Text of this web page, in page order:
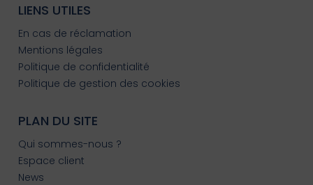
LIENS UTILES
En cas de réclamation
Mentions légales
Politique de confidentialité
Politique de gestion des cookies
PLAN DU SITE
Qui sommes-nous ?
Espace client
News